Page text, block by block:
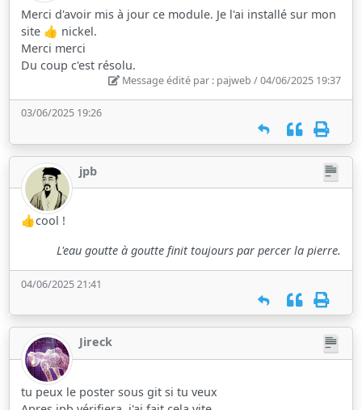
Merci d'avoir mis à jour ce module. Je l'ai installé sur mon
site 👍 nickel.
Merci merci
Du coup c'est résolu.
Message édité par : pajweb / 04/06/2025 19:37
03/06/2025 19:26
jpb
👍cool !
L'eau goutte à goutte finit toujours par percer la pierre.
04/06/2025 21:41
Jireck
tu peux le poster sous git si tu veux